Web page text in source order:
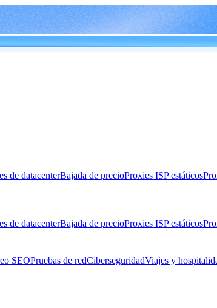
de datacenterBajada de precioProxies ISP estáticos
de datacenterBajada de precioProxies ISP estáticos
SEOPruebas de redCiberseguridadViajes y